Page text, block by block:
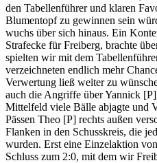
den Tabellenführer und klaren
Blumentopf zu gewinnen sein
wuchs über sich hinaus. Ein
Strafecke für Freiberg, brachte
spielten wir mit dem
verzeichneten endlich mehr
Verwertung ließ weiter zu
auch die Angriffe über Yannick
Mittelfeld viele Bälle abjagte und
Pässen Theo [P] rechts außen
Flanken in den Schusskreis, die
wurden. Erst eine Einzelaktion
Schluss zum 2:0, mit dem wir